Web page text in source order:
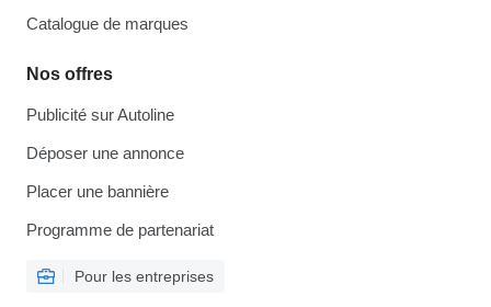
Catalogue de marques
Nos offres
Publicité sur Autoline
Déposer une annonce
Placer une bannière
Programme de partenariat
Pour les entreprises